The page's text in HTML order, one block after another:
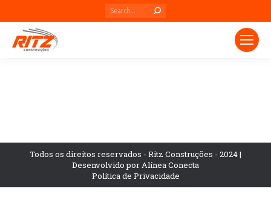
Search:
Todos os direitos reservados - Ritz Construções - 2024 |
Desenvolvido por Alínea Conecta
Política de Privacidade